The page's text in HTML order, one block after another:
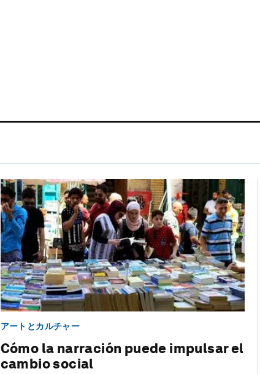
アートとカルチャー
Cómo la narración puede impulsar el
cambio social